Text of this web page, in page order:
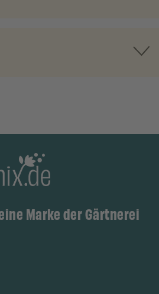
Marke der Gärtnerei